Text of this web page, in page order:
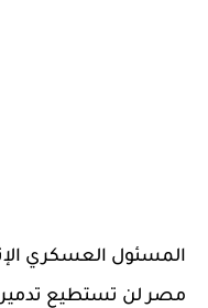
المسئول العسكري
مصر لن تستطيع تدمير